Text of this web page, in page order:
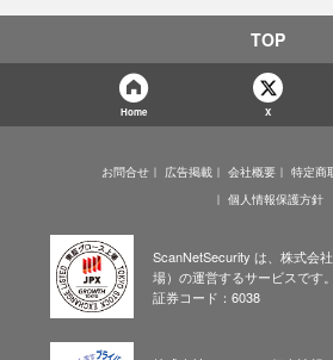
TOP
Home X
お問合せ 広告掲載 会社概要
特定商
個人情報保護方針
ScanNetSecurity は、株式会
場）の運営するサービスです。
証券コード：6038